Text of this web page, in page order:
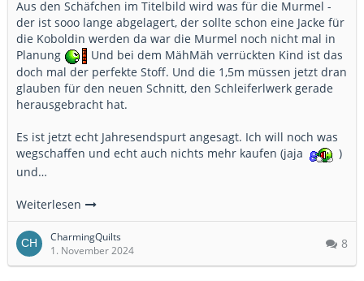
Aus den Schäfchen im Titelbild wird was für die Murmel -
der ist sooo lange abgelagert, der sollte schon eine Jacke für
die Koboldin werden da war die Murmel noch nicht mal in
Planung
Und bei dem MähMäh verrückten Kind ist das
doch mal der perfekte Stoff. Und die 1,5m müssen jetzt dran
glauben für den neuen Schnitt, den Schleiferlwerk gerade
herausgebracht hat.
Es ist jetzt echt Jahresendspurt angesagt. Ich will noch was
wegschaffen und echt auch nichts mehr kaufen (jaja
)
und…
Weiterlesen
CharmingQuilts
1. November 2024
8